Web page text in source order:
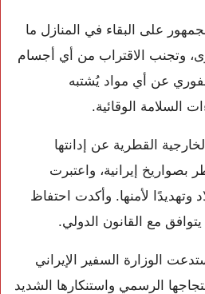
على البقاء في المنازل ما
وتجنب الاقتراب من أي أجسام
الفوري عن أي مواد يُشتبه
السلامة الوقائية.
القطرية عن إدانتها
إيرانية، واعتبرت
وتهديدًا لأمنها. وأكدت احتفاظ
مع القانون الدولي.
الوزارة السفير الإيراني
الرسمي واستنكارها الشديد